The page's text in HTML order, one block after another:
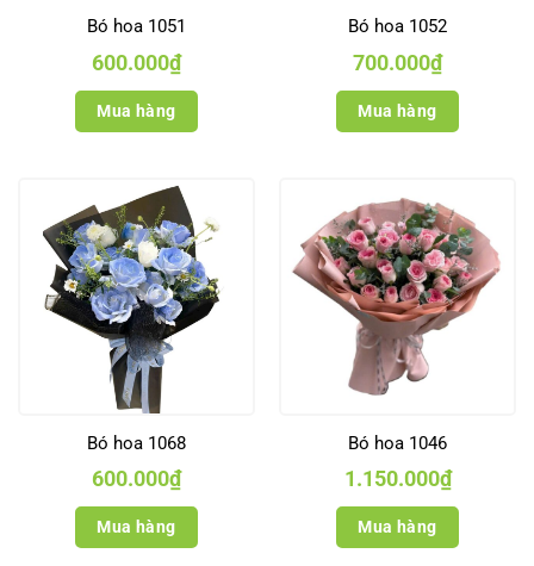
Bó hoa 1051
600.000₫
Mua hàng
Bó hoa 1052
700.000₫
Mua hàng
Bó hoa 1068
600.000₫
Mua hàng
Bó hoa 1046
1.150.000₫
Mua hàng